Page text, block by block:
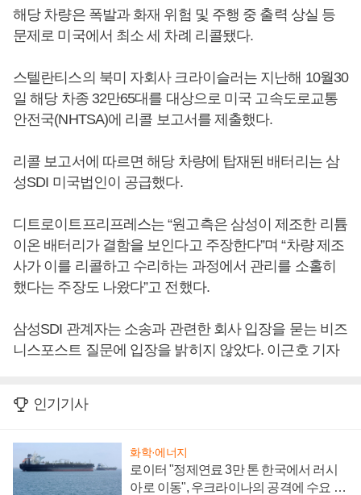
해당 차량은 폭발과 화재 위험 및 주행 중 출력 상실 등
문제로 미국에서 최소 세 차례 리콜됐다.
스텔란티스의 북미 자회사 크라이슬러는 지난해 10월30
일 해당 차종 32만65대를 대상으로 미국 고속도로교통
안전국(NHTSA)에 리콜 보고서를 제출했다.
리콜 보고서에 따르면 해당 차량에 탑재된 배터리는 삼
성SDI 미국법인이 공급했다.
디트로이트프리프레스는 “원고측은 삼성이 제조한 리튬
이온 배터리가 결함을 보인다고 주장한다”며 “차량 제조
사가 이를 리콜하고 수리하는 과정에서 관리를 소홀히
했다는 주장도 나왔다”고 전했다.
삼성SDI 관계자는 소송과 관련한 회사 입장을 묻는 비즈
니스포스트 질문에 입장을 밝히지 않았다. 이근호 기자
인기기사
화학·에너지
로이터 "정제연료 3만 톤 한국에서 러시
아로 이동", 우크라이나의 공격에 수요 늘